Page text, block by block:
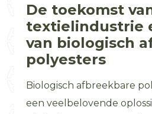
De toekomst
textielindustrie
van biologisch
polyesters
Biologisch afbreekbare
een veelbelovende